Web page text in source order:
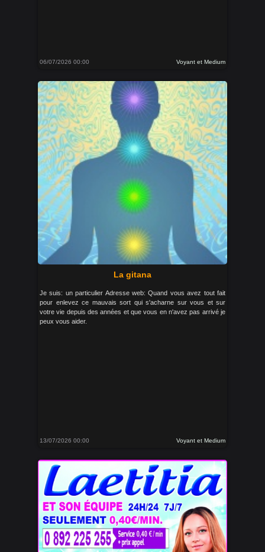
06/07/2026 00:00 Voyant et Medium
La gitana
Je suis: un particulier Adresse web: Quand vous avez tout fait
pour enlevez ce mauvais sort qui s'acharne sur vous et sur
votre vie depuis des années et que vous en n'avez pas arrivé je
peux vous aider.
13/07/2026 00:00 Voyant et Medium